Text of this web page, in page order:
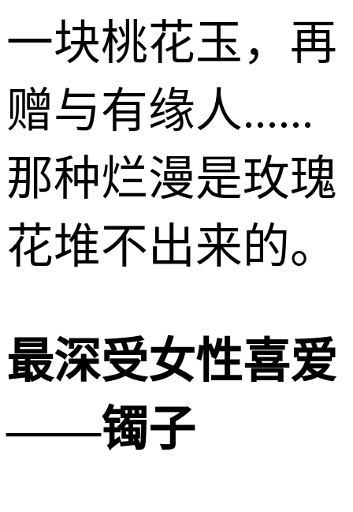
一块桃花玉，再
赠与有缘人......
那种烂漫是玫瑰
花堆不出来的。
最深受女性喜爱
——镯子